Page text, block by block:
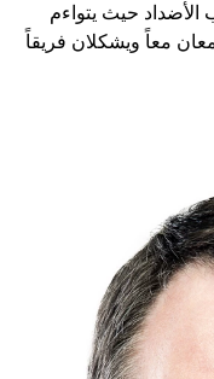
الأضداد حيث يتواءم
معاً ويشكلان فريقاً